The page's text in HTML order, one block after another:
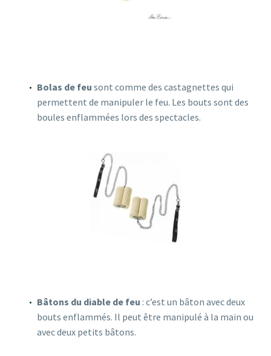
Bolas de feu sont comme des castagnettes qui
permettent de manipuler le feu. Les bouts sont des
boules enflammées lors des spectacles.
Bâtons du diable de feu : c’est un bâton avec deux
bouts enflammés. Il peut être manipulé à la main ou
avec deux petits bâtons.